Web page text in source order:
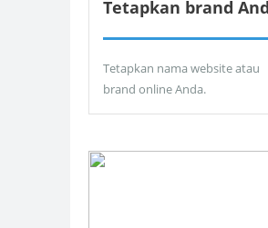
Tetapkan brand
Tetapkan nama website atau
brand online Anda.